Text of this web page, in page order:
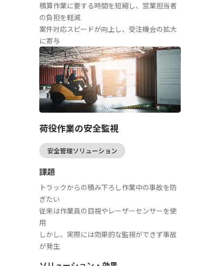
積算作業に要する時間を短縮し、営業担当者
の負担を軽減
案件対応スピードが向上し、受注機会の拡大
に寄与
荷役作業の安全監視
安全管理ソリューション
課題
トラックからの積み下ろし作業中の事故を防
ぎたい
従来は作業員の目視やレーザーセンサーを使
用
しかし、実際には効果的な監視ができず事故
が発生